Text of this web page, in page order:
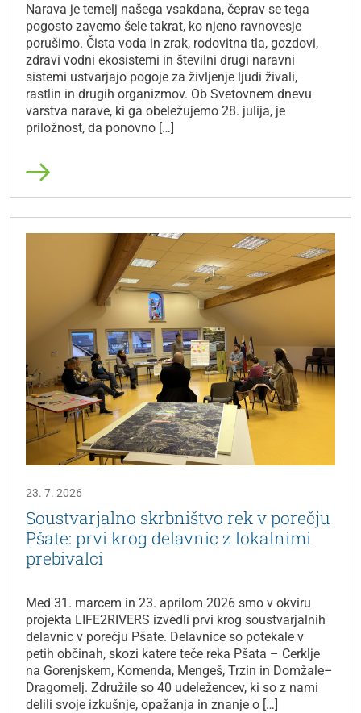
Narava je temelj našega vsakdana, čeprav se tega
pogosto zavemo šele takrat, ko njeno ravnovesje
porušimo. Čista voda in zrak, rodovitna tla, gozdovi,
zdravi vodni ekosistemi in številni drugi naravni
sistemi ustvarjajo pogoje za življenje ljudi živali,
rastlin in drugih organizmov. Ob Svetovnem dnevu
varstva narave, ki ga obeležujemo 28. julija, je
priložnost, da ponovno […]
Preberi več
23. 7. 2026
Soustvarjalno skrbništvo rek v porečju
Pšate: prvi krog delavnic z lokalnimi
prebivalci
Med 31. marcem in 23. aprilom 2026 smo v okviru
projekta LIFE2RIVERS izvedli prvi krog soustvarjalnih
delavnic v porečju Pšate. Delavnice so potekale v
petih občinah, skozi katere teče reka Pšata – Cerklje
na Gorenjskem, Komenda, Mengeš, Trzin in Domžale–
Dragomelj. Združile so 40 udeležencev, ki so z nami
delili svoje izkušnje, opažanja in znanje o […]